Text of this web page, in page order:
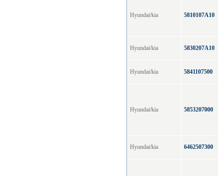
Hyundai/kia 5810107A10
Hyundai/kia 5830207A10
Hyundai/kia 5841107500
Hyundai/kia 5853207000
Hyundai/kia 6462507300